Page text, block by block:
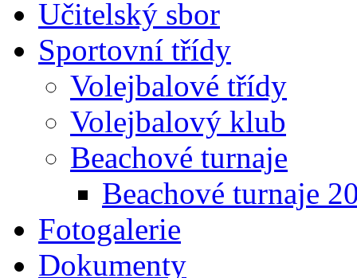
Učitelský sbor
Sportovní třídy
Volejbalové třídy
Volejbalový klub
Beachové turnaje
Beachové turnaje
Fotogalerie
Dokumenty